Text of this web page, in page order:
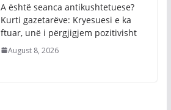
A është seanca antikushtetuese?
Kurti gazetarëve: Kryesuesi e ka
ftuar, unë i përgjigjem pozitivisht
August 8, 2026